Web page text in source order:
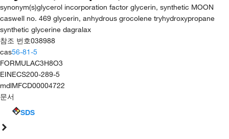
synonym(s)glycerol incorporation factor glycerin, synthetic MOON
caswell no. 469 glycerin, anhydrous grocolene tryhydroxypropane
synthetic glycerine dagralax
참조 번호038988
cas56-81-5
FORMULAC3H8O3
EINECS200-289-5
mdlMFCD00004722
문서
SDS